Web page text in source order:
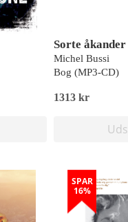
Sorte åkander
Michel Bussi
Bog (MP3-CD)
1313 kr
SPAR
16%